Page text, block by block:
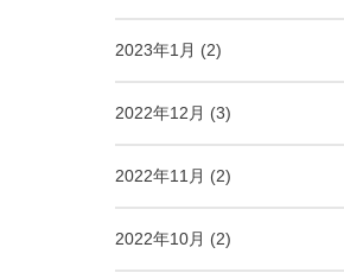
2023年1月 (2)
2022年12月 (3)
2022年11月 (2)
2022年10月 (2)